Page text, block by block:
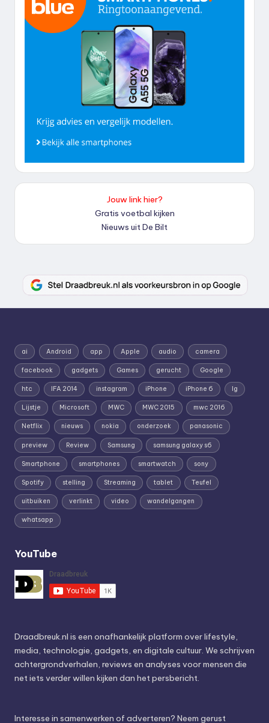
Jouw link hier?
Gratis voetbal kijken
Nieuws uit De Bilt
ai Android app Apple audio camera
facebook gadgets Games gerucht Google
htc IFA 2014 instagram iPhone iPhone 6 lg
Lijstje Microsoft MWC MWC 2015 mwc 2016
Netflix nieuws nokia onderzoek panasonic
preview Review Samsung samsung galaxy s6
Smartphone smartphones smartwatch sony
Spotify stelling Streaming tablet Teufel
uitbuiken verlinkt video wandelgangen
whatsapp
YouTube
Draadbreuk.nl is een onafhankelijk platform over lifestyle,
media, technologie, gadgets, en digitale cultuur. We schrijven
achtergrondverhalen, reviews en analyses voor mensen die
net iets verder willen kijken dan het persbericht.
Interesse in samenwerken of adverteren? Neem gerust